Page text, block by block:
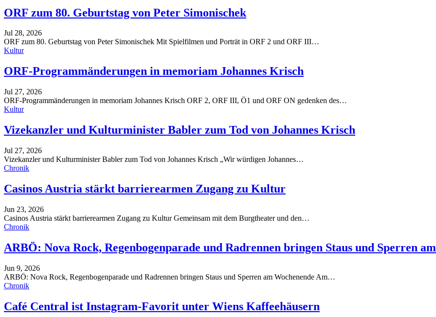
ORF zum 80. Geburtstag von Peter Simonischek
Jul 28, 2026
ORF zum 80. Geburtstag von Peter Simonischek Mit Spielfilmen und Porträt in ORF 2 und ORF III…
Kultur
ORF-Programmänderungen in memoriam Johannes Krisch
Jul 27, 2026
ORF-Programmänderungen in memoriam Johannes Krisch ORF 2, ORF III, Ö1 und ORF ON gedenken des…
Kultur
Vizekanzler und Kulturminister Babler zum Tod von Johannes Krisch
Jul 27, 2026
Vizekanzler und Kulturminister Babler zum Tod von Johannes Krisch „Wir würdigen Johannes…
Chronik
Casinos Austria stärkt barrierearmen Zugang zu Kultur
Jun 23, 2026
Casinos Austria stärkt barrierearmen Zugang zu KulturGemeinsam mit dem Burgtheater und den…
Chronik
ARBÖ: Nova Rock, Regenbogenparade und Radrennen bringen Staus und Sperren
Jun 9, 2026
ARBÖ: Nova Rock, Regenbogenparade und Radrennen bringen Staus und Sperren am Wochenende Am…
Chronik
Café Central ist Instagram-Favorit unter Wiens Kaffeehäusern